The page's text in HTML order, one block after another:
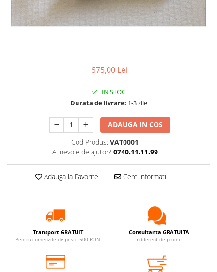
575,00 Lei
IN STOC
Durata de livrare: 1-3 zile
ADAUGA IN COS
Cod Produs: VAT0001
Ai nevoie de ajutor? 0740.11.11.99
Adauga la Favorite Cere informatii
Transport GRATUIT
Pentru comenzile de peste 500 RON
Consultanta GRATUITA
Indiferent de proiect